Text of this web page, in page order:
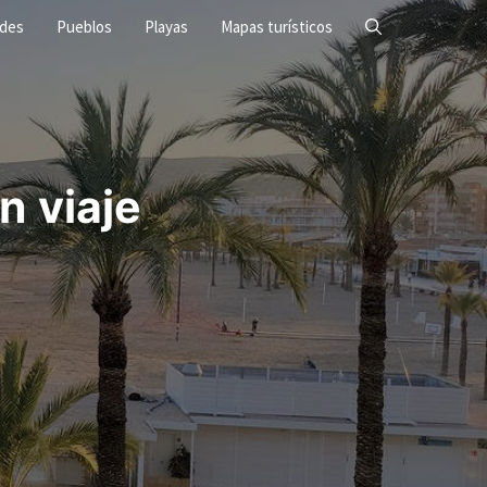
Pueblos Playas Mapas turísticos
viaje